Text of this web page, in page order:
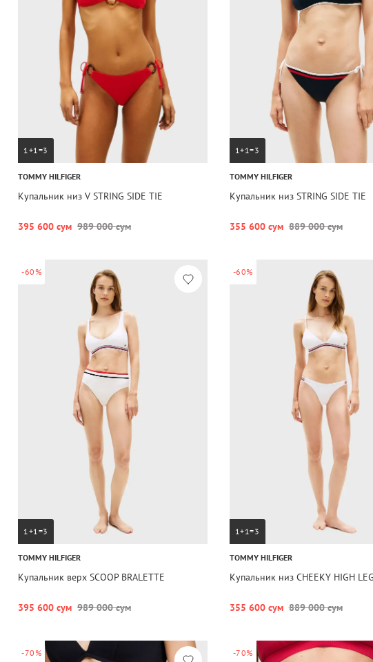
1+1=3
TOMMY HILFIGER
Купальник низ V STRING SIDE TIE
395 600 сум 989 000 сум
1+1=3
TOMMY HILFIGER
Купальник низ STRING SIDE TIE
355 600 сум 889 000 сум
-60%
1+1=3
TOMMY HILFIGER
Купальник верх SCOOP BRALETTE
395 600 сум 989 000 сум
-60%
1+1=3
TOMMY HILFIGER
Купальник низ CHEEKY HIGH LEG
355 600 сум 889 000 сум
-70% -70%